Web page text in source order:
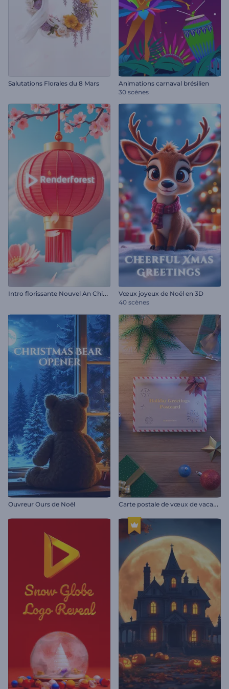
Salutations Florales du 8 Mars
Animations carnaval brésilien
30 scènes
I
ntro florissante Nouvel An Chinois
Vœux joyeux de Noël en 3D
40 scènes
Ouvreur Ours de Noël C
arte postale de vœux de vacances